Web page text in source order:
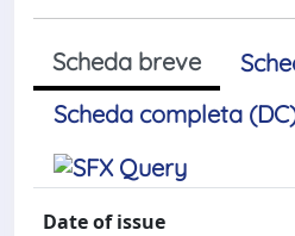
Scheda breve
Scheda completa
Date of issue